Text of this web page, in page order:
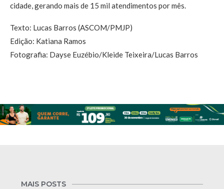
cidade, gerando mais de 15 mil atendimentos por mês.
Texto: Lucas Barros (ASCOM/PMJP)
Edição: Katiana Ramos
Fotografia: Dayse Euzébio/Kleide Teixeira/Lucas Barros
MAIS POSTS